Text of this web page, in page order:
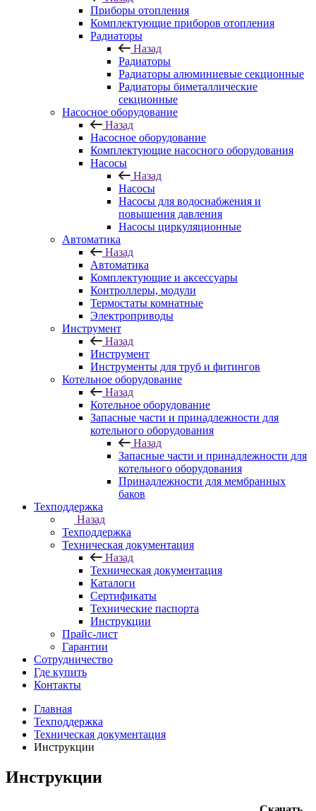
Приборы отопления
Комплектующие приборов отопления
Радиаторы
Назад
Радиаторы
Радиаторы алюминиевые секционные
Радиаторы биметаллические
секционные
Насосное оборудование
Назад
Насосное оборудование
Комплектующие насосного оборудования
Насосы
Назад
Насосы
Насосы для водоснабжения и
повышения давления
Насосы циркуляционные
Автоматика
Назад
Автоматика
Комплектующие и аксессуары
Контроллеры, модули
Термостаты комнатные
Электроприводы
Инструмент
Назад
Инструмент
Инструменты для труб и фитингов
Котельное оборудование
Назад
Котельное оборудование
Запасные части и принадлежности для
котельного оборудования
Назад
Запасные части и принадлежности для
котельного оборудования
Принадлежности для мембранных
баков
Техподдержка
Назад
Техподдержка
Техническая документация
Назад
Техническая документация
Каталоги
Сертификаты
Технические паспорта
Инструкции
Прайс-лист
Гарантии
Сотрудничество
Где купить
Контакты
Главная
Техподдержка
Техническая документация
Инструкции
Инструкции